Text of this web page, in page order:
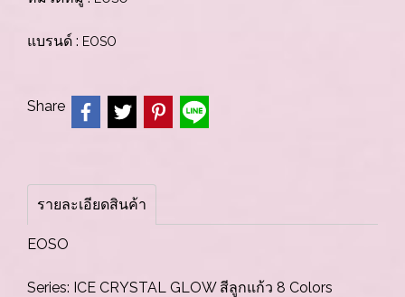
แบรนด์ : EOSO
Share
รายละเอียดสินค้า
EOSO
Series: ICE CRYSTAL GLOW สีลูกแก้ว 8 Colors